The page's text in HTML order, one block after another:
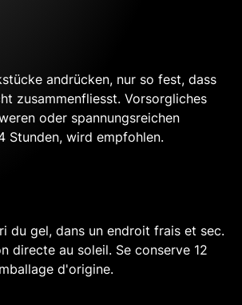
andrücken, nur so fest, dass
zusammenfliesst. Vorsorgliches
oder spannungsreichen
Stunden, wird empfohlen.
du gel, dans un endroit frais et sec.
directe au soleil. Se conserve 12
d'origine.